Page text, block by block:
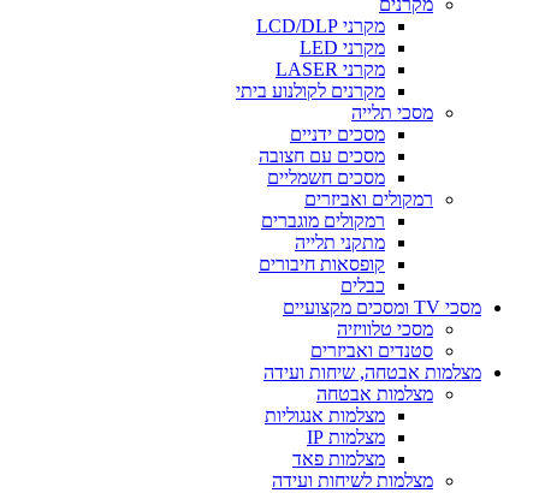
מקרנים
מקרני LCD/DLP
מקרני LED
מקרני LASER
מקרנים לקולנוע ביתי
מסכי תלייה
מסכים ידניים
מסכים עם חצובה
מסכים חשמליים
רמקולים ואביזרים
רמקולים מוגברים
מתקני תלייה
קופסאות חיבורים
כבלים
מסכי TV ומסכים מקצועיים
מסכי טלוויזיה
סטנדים ואביזרים
מצלמות אבטחה, שיחות ועידה
מצלמות אבטחה
מצלמות אנגוליות
מצלמות IP
מצלמות פאד
מצלמות לשיחות ועידה